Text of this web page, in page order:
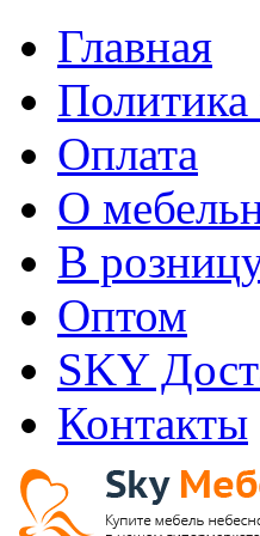
Главная
Оплата
О
В
Оптом
SKY
Контакты